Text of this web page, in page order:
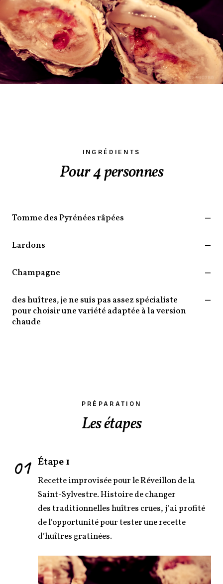
INGRÉDIENTS
Pour 4 personnes
Tomme des Pyrénées râpées —
Lardons —
Champagne —
des huîtres, je ne suis pas assez spécialiste
pour choisir une variété adaptée à la version
chaude
—
PRÉPARATION
Les étapes
01 Étape 1
Recette improvisée pour le Réveillon de la
Saint-Sylvestre. Histoire de changer
des traditionnelles huîtres crues, j’ai profité
de l’opportunité pour tester une recette
d’huîtres gratinées.